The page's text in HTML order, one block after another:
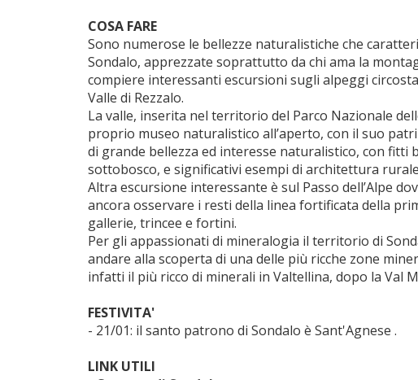
COSA FARE
Sono numerose le bellezze naturalistiche che
Sondalo, apprezzate soprattutto da chi ama la
compiere interessanti escursioni sugli alpeggi
Valle di Rezzalo.
La valle, inserita nel territorio del Parco Nazionale
proprio museo naturalistico all’aperto, con il suo
di grande bellezza ed interesse naturalistico, con fitti
sottobosco, e significativi esempi di architettura
Altra escursione interessante è sul Passo dell’Alpe
ancora osservare i resti della linea fortificata della
gallerie, trincee e fortini.
Per gli appassionati di mineralogia il territorio di
andare alla scoperta di una delle più ricche zone
infatti il più ricco di minerali in Valtellina, dopo la Val
FESTIVITA'
- 21/01: il santo patrono di Sondalo è Sant'Agnese .
LINK UTILI